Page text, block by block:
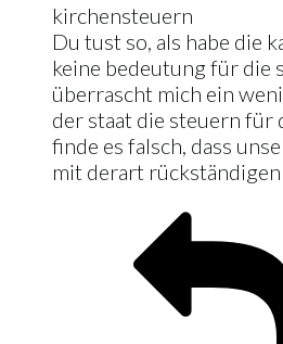
kirchensteuern
Du tust so, als habe die
keine bedeutung für die
überrascht mich ein
der staat die steuern für
finde es falsch, dass
mit derart